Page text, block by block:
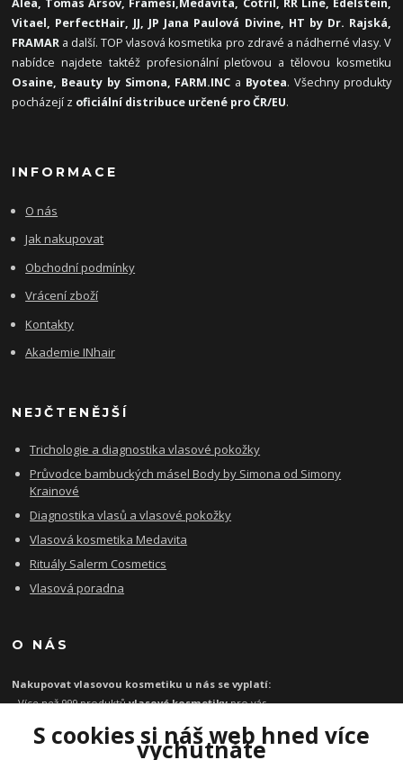
Vitael, PerfectHair, JJ, JP Jana Paulová Divine, HT by Dr. Rajská,
FRAMAR a další. TOP vlasová kosmetika pro zdravé a nádherné vlasy. V
nabídce najdete taktéž profesionální pleťovou a tělovou kosmetiku
Osaine, Beauty by Simona, FARM.INC a Byotea. Všechny produkty
pocházejí z oficiální distribuce určené pro ČR/EU.
INFORMACE
O nás
Jak nakupovat
Obchodní podmínky
Vrácení zboží
Kontakty
Akademie INhair
NEJČTENĚJŠÍ
Trichologie a diagnostika vlasové pokožky
Průvodce bambuckých másel Body by Simona od Simony
Krainové
Diagnostika vlasů a vlasové pokožky
Vlasová kosmetika Medavita
Rituály Salerm Cosmetics
Vlasová poradna
O NÁS
Nakupovat vlasovou kosmetiku u nás se vyplatí:
- Více než 999 produktůvlasové kosmetikypro vás
- Garance originality profesionálnívlasové kosmetiky
S cookies si náš web hned více
vychutnáte